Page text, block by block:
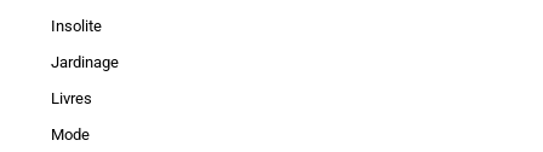
Insolite
Jardinage
Livres
Mode